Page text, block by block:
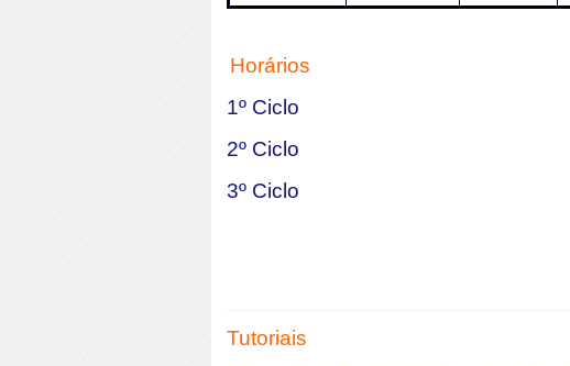
Horários
1º Ciclo
2º Ciclo
3º Ciclo
Tutoriais